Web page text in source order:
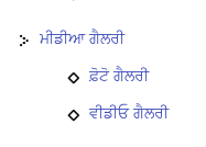
ਮੀਡੀਆ ਗੈਲਰੀ
ਫ਼ੋਟੋ ਗੈਲਰੀ
ਵੀਡੀਓ ਗੈਲਰੀ